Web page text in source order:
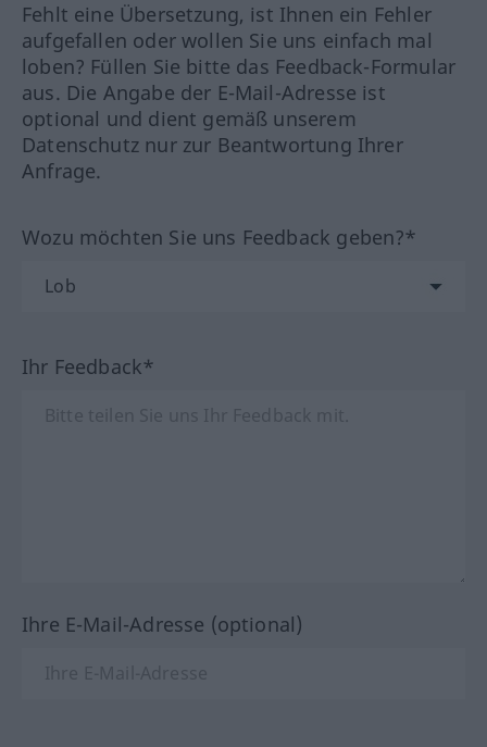
Fehlt eine Übersetzung, ist Ihnen ein Fehler
aufgefallen oder wollen Sie uns einfach mal
loben? Füllen Sie bitte das Feedback-Formular
aus. Die Angabe der E-Mail-Adresse ist
optional und dient gemäß unserem
Datenschutz nur zur Beantwortung Ihrer
Anfrage.
Wozu möchten Sie uns Feedback geben?*
Ihr Feedback*
Ihre E-Mail-Adresse (optional)